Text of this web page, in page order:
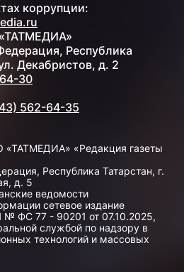
коррупции:
Республика
Декабристов, д. 2
30
562-64-35
«ТАТМЕДИА» «Редакция газеты
Республика Татарстан, г.
д. 5
ведомости
сетевое издание
№ ФС 77 - 90201 от 07.10.2025,
службой по надзору в
технологий и массовых